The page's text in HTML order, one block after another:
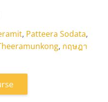
, Patteera Sodata,
, กฤษฎา